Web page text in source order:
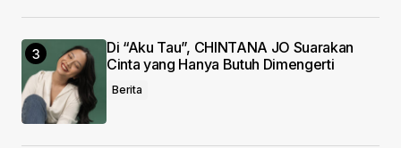
Di “Aku Tau”, CHINTANA JO Suarakan
Cinta yang Hanya Butuh Dimengerti
Berita